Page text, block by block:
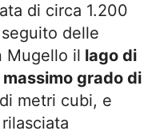
di circa 1.200
delle
Mugello il lago di
grado di
metri cubi, e